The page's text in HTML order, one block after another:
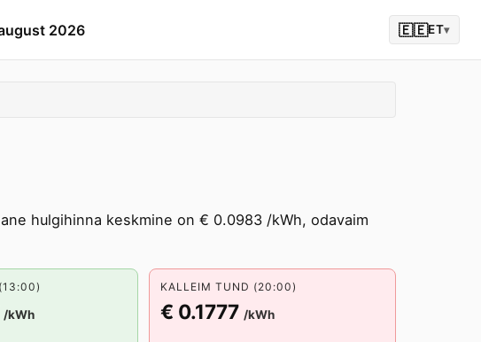
2026 🇪🇪ET▾
hulgihinna keskmine on € 0.0983 /kWh, odavaim
/kWh
KALLEIM TUND (20:00)
€ 0.1777 /kWh